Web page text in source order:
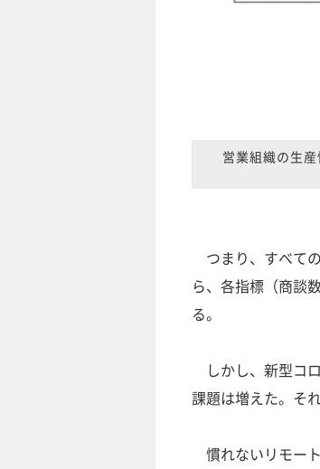
営業組織の生
つまり、すべて
ら、各指標（商談
る。
しかし、新型コ
課題は増えた。そ
慣れないリモー